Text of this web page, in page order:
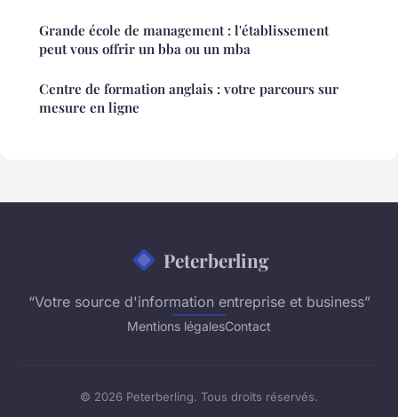
Grande école de management : l'établissement
peut vous offrir un bba ou un mba
Centre de formation anglais : votre parcours sur
mesure en ligne
Peterberling
“Votre source d'information entreprise et business”
Mentions légalesContact
© 2026 Peterberling. Tous droits réservés.